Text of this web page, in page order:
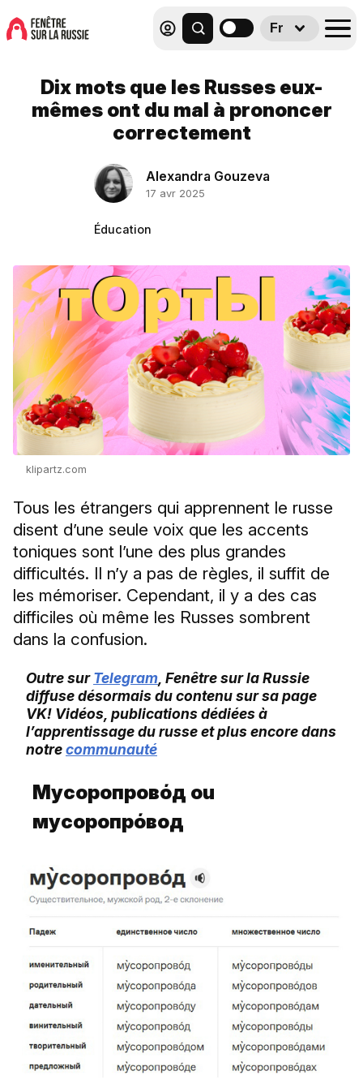
Fr
Dix mots que les Russes eux-
mêmes ont du mal à prononcer
correctement
Alexandra Gouzeva
17 avr 2025
Éducation
klipartz.com
Tous les étrangers qui apprennent le russe
disent d’une seule voix que les accents
toniques sont l’une des plus grandes
difficultés. Il n’y a pas de règles, il suffit de
les mémoriser. Cependant, il y a des cas
difficiles où même les Russes sombrent
dans la confusion.
Outre surTelegram , Fenêtre sur la Russie
diffuse désormais du contenu sur sa page
VK! Vidéos, publications dédiées à
l’apprentissage du russe et plus encore dans
notrecommunauté
Мусоропровόд ou
мусоропрόвод